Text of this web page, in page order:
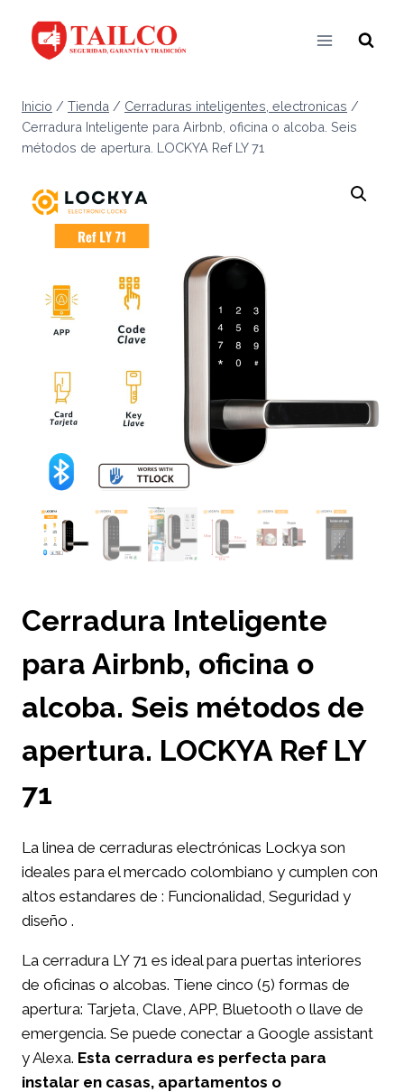
contenido
Inicio / Tienda / Cerraduras inteligentes, electronicas /
Cerradura Inteligente para Airbnb, oficina o alcoba. Seis
métodos de apertura. LOCKYA Ref LY 71
Cerradura Inteligente
para Airbnb, oficina o
alcoba. Seis métodos de
apertura. LOCKYA Ref LY
71
La linea de cerraduras electrónicas Lockya son
ideales para el mercado colombiano y cumplen con
altos estandares de : Funcionalidad, Seguridad y
diseño .
La cerradura LY 71 es ideal para puertas interiores
de oficinas o alcobas. Tiene cinco (5) formas de
apertura: Tarjeta, Clave, APP, Bluetooth o llave de
emergencia. Se puede conectar a Google assistant
y Alexa. Esta cerradura es perfecta para
instalar en casas, apartamentos o